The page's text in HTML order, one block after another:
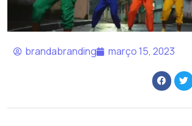
brandabranding março 15, 2023